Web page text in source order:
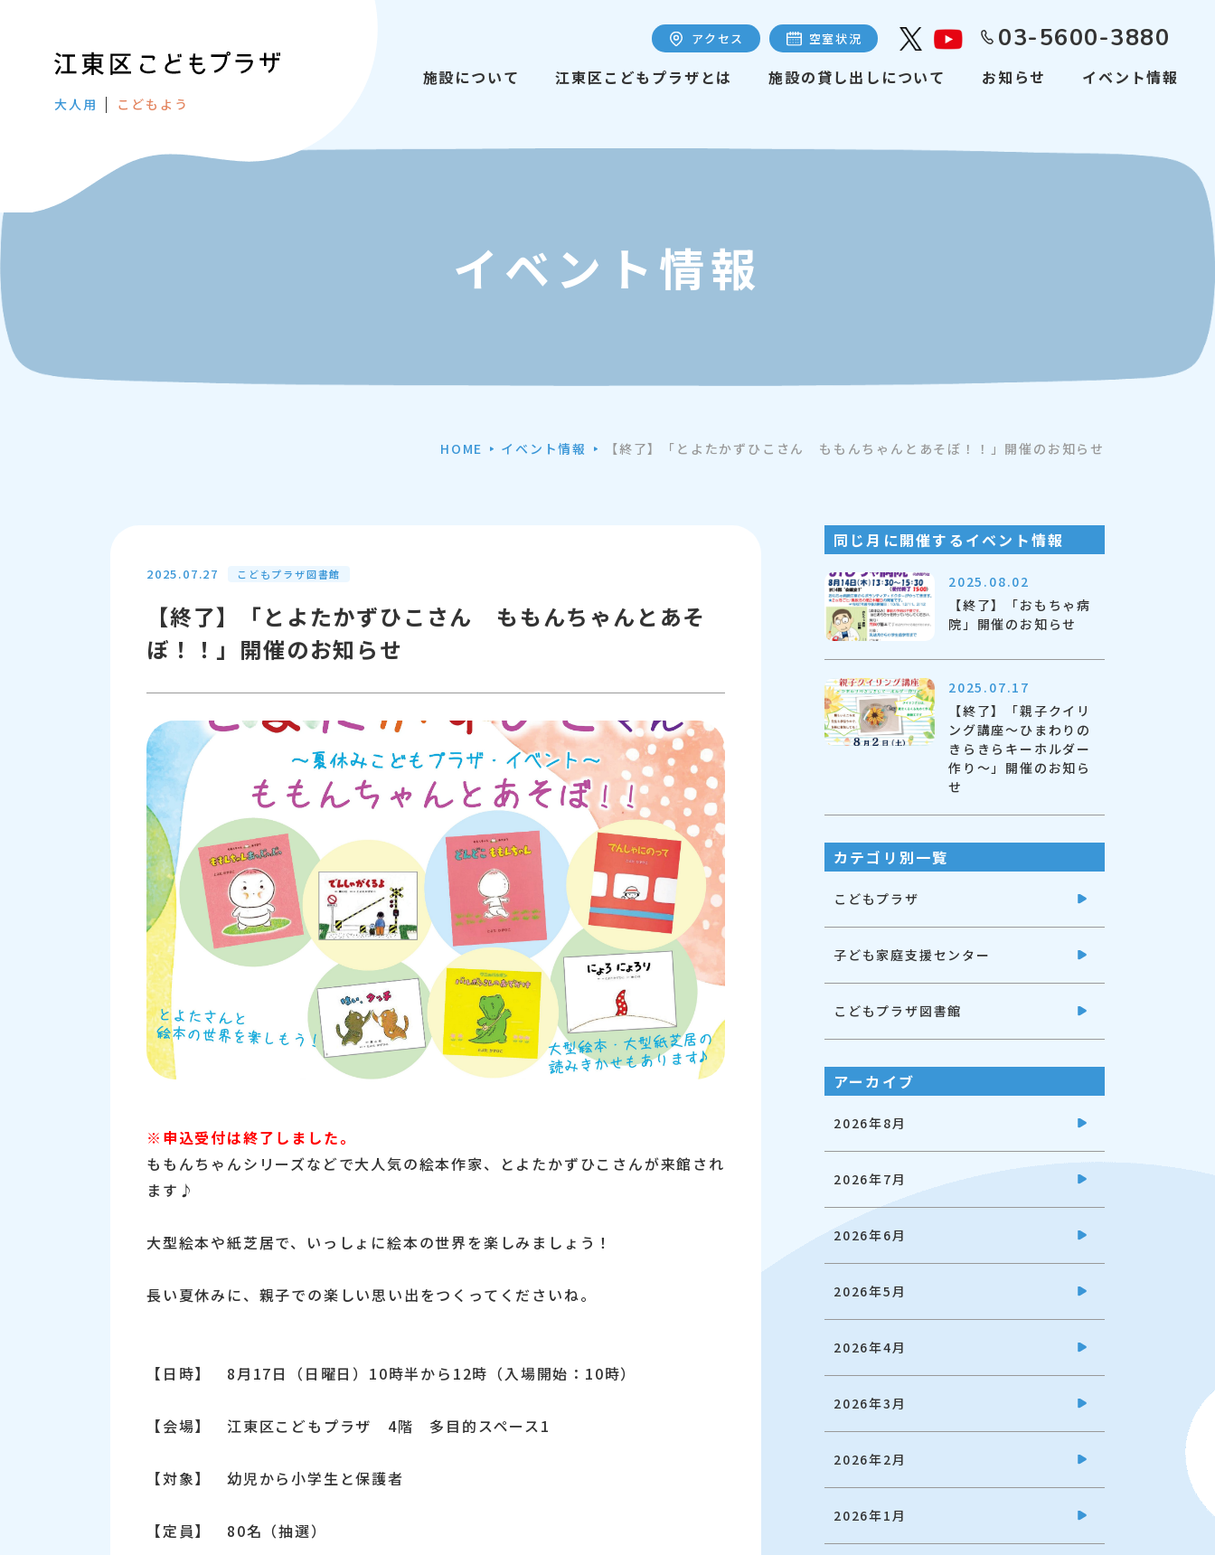
大人用 こどもよう
アクセス 空室状況 Youtube
03-5600-3880
施設について 江東区こどもプラザとは 施設の貸し出しについて お知らせ イベント情報
イベント情報
HOME イベント情報 【終了】「とよたかずひこさん ももんちゃんとあそぼ！！」開催のお知らせ
2025.07.27 こどもプラザ図書館
【終了】「とよたかずひこさん ももんちゃんとあそ
ぼ！！」開催のお知らせ
※申込受付は終了しました。
ももんちゃんシリーズなどで大人気の絵本作家、とよたかずひこさんが来館され
ます♪
大型絵本や紙芝居で、いっしょに絵本の世界を楽しみましょう！
長い夏休みに、親子での楽しい思い出をつくってくださいね。
【日時】 8月17日（日曜日）10時半から12時（入場開始：10時）
【会場】 江東区こどもプラザ 4階 多目的スペース1
【対象】 幼児から小学生と保護者
【定員】 80名（抽選）
同じ月に開催するイベント情報
2025.08.02
【終了】「おもちゃ病
院」開催のお知らせ
2025.07.17
【終了】「親子クイリ
ング講座～ひまわりの
きらきらキーホルダー
作り～」開催のお知ら
せ
カテゴリ別一覧
こどもプラザ
子ども家庭支援センター
こどもプラザ図書館
アーカイブ
2026年8月
2026年7月
2026年6月
2026年5月
2026年4月
2026年3月
2026年2月
2026年1月